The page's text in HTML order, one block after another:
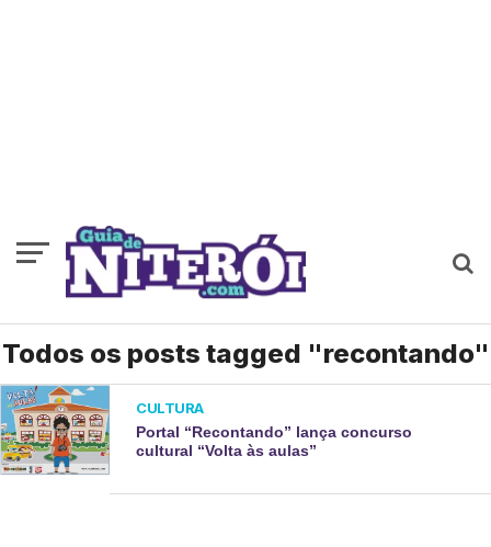
Todos os posts tagged "recontando"
CULTURA
Portal “Recontando” lança concurso
cultural “Volta às aulas”